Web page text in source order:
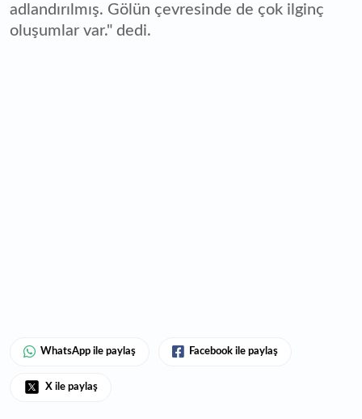
adlandırılmış. Gölün çevresinde de çok ilginç
oluşumlar var." dedi.
WhatsApp ile paylaş Facebook ile paylaş
X ile paylaş